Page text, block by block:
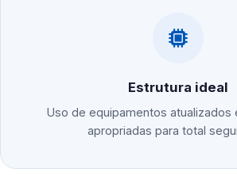
Estrutura ideal
Uso de equipamentos atualizados
apropriadas para total